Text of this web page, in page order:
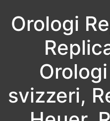
content
Orologi
svizzeri,